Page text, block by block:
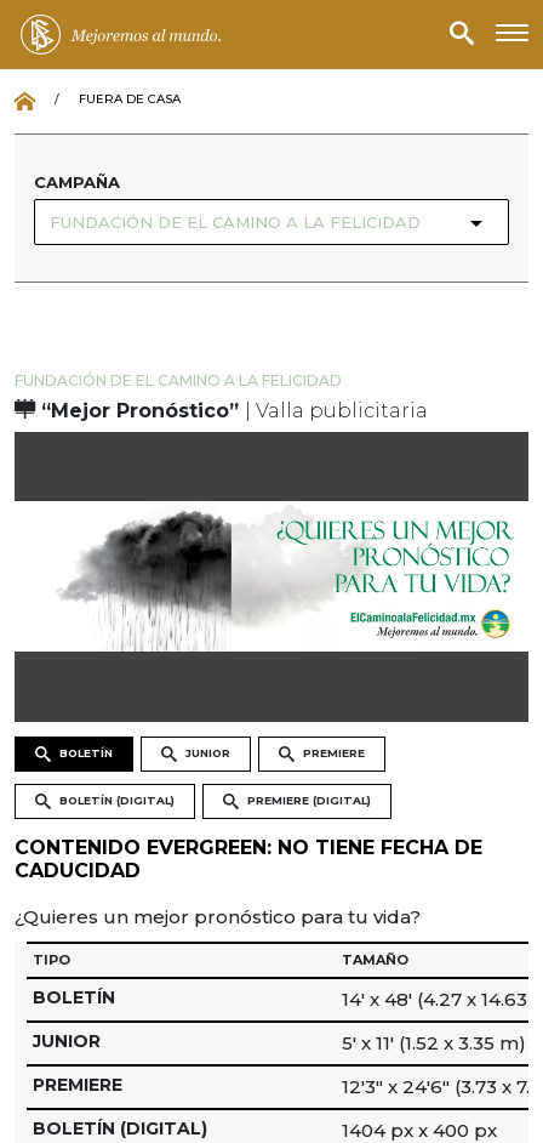
/ FUERA DE CASA
CAMPAÑA
FUNDACIÓN DE EL CAMINO A LA FELICIDAD
FUNDACIÓN DE EL CAMINO A LA FELICIDAD
“Mejor Pronóstico” | Valla publicitaria
BOLETÍN JUNIOR PREMIERE
BOLETÍN (DIGITAL) PREMIERE (DIGITAL)
CONTENIDO EVERGREEN: NO TIENE FECHA DE
CADUCIDAD
¿Quieres un mejor pronóstico para tu vida?
TIPO TAMAÑO
BOLETÍN 14′ x 48′ (4.27 x 14.63
JUNIOR 5′ x 11′ (1.52 x 3.35 m)
PREMIERE 12′3″ x 24′6″ (3.73 x
BOLETÍN (DIGITAL) 1404 px x 400 px